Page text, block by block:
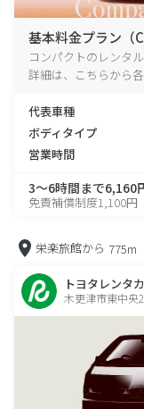
基本料金プラン（
コンパクトのレンタ
詳細は、こちらから
代表車種
ボディタイプ
営業時間
3～6時間まで6,160
免責補償制度1,100円
栄楽旅館から 775m
トヨタレンタ
木更津市東中央